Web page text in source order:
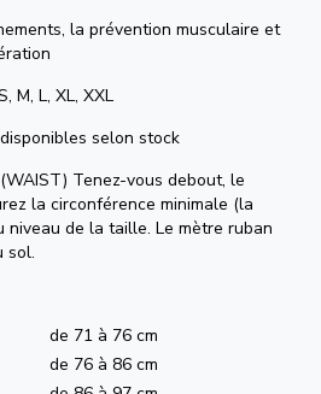
la prévention musculaire et
M, L, XL, XXL
selon stock
Tenez-vous debout, le
la circonférence minimale (la
niveau de la taille. Le mètre ruban
sol.
de 71 à 76 cm
de 76 à 86 cm